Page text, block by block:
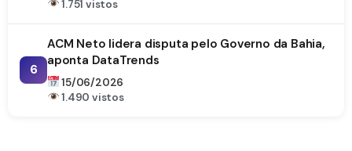
1.751 vistos
6
ACM Neto lidera disputa pelo Governo da Bahia,
aponta DataTrends
15/06/2026
1.490 vistos